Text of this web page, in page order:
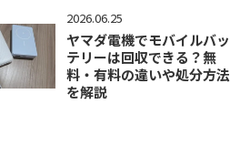
2026.06.25
ヤマダ電機でモバイルバッ
テリーは回収できる？無
料・有料の違いや処分方法
を解説